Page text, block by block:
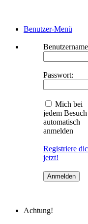
Benutzer-Menü
Passwort:
Mich bei
jedem Besuch
automatisch
anmelden
Registriere
jetzt!
Achtung!